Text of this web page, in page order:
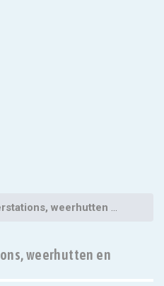
en overige apparatuur
weerhutten en